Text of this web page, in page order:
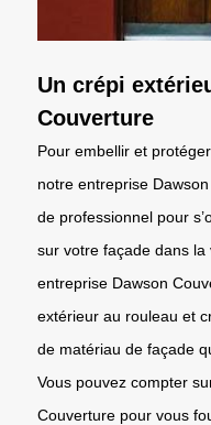
Un crépi
Couverture
Pour embellir et
notre entreprise
de professionnel pour
sur votre façade dans
entreprise Dawson
extérieur au rouleau et
de matériau de façade
Vous pouvez compter
Couverture pour vous